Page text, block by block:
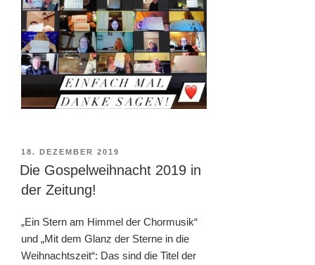
VERÖFFENTLICHT
AM
18. DEZEMBER 2019
Die Gospelweihnacht 2019 in
der Zeitung!
„Ein Stern am Himmel der Chormusik“
und „Mit dem Glanz der Sterne in die
Weihnachtszeit“: Das sind die Titel der